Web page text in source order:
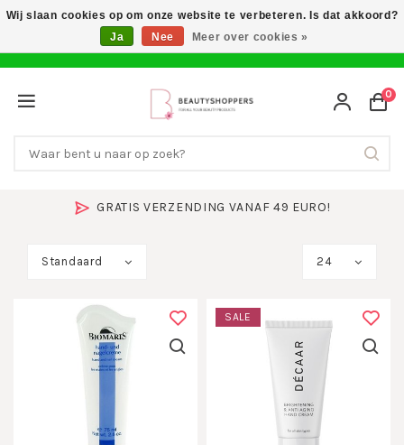
SNEL IN HUIS & 14 DAGEN BEDENKTIJD
0
Standaard 24
SALE
Wij slaan cookies op om onze website te verbeteren. Is dat akkoord?
Ja
Nee Meer over cookies »